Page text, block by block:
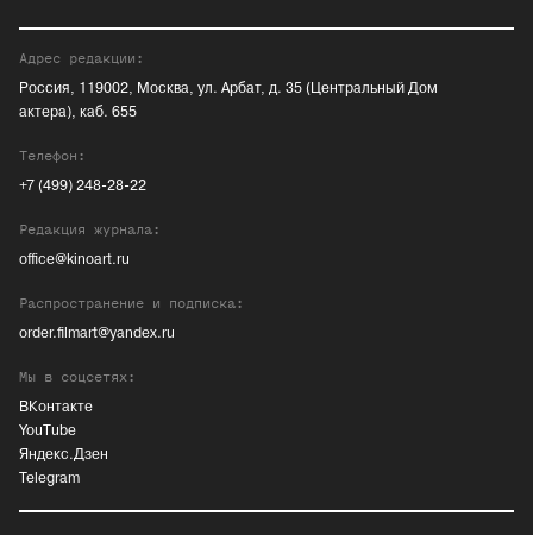
Адрес редакции:
Россия, 119002, Москва, ул. Арбат, д. 35 (Центральный Дом
актера), каб. 655
Телефон:
+7 (499) 248-28-22
Редакция журнала:
office@kinoart.ru
Распространение и подписка:
order.filmart@yandex.ru
Мы в соцсетях:
ВКонтакте
YouTube
Яндекс.Дзен
Telegram